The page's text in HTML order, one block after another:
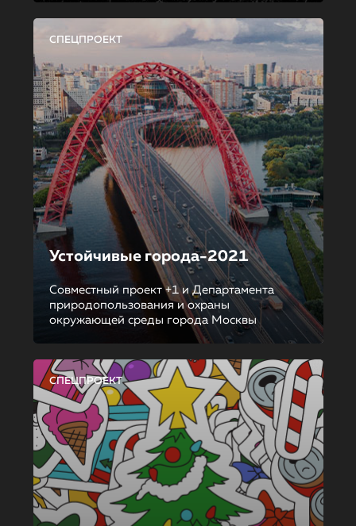
СПЕЦПРОЕКТ
Устойчивые города-2021
Совместный проект +1 и Департамента
природопользования и охраны
окружающей среды города Москвы
СПЕЦПРОЕКТ